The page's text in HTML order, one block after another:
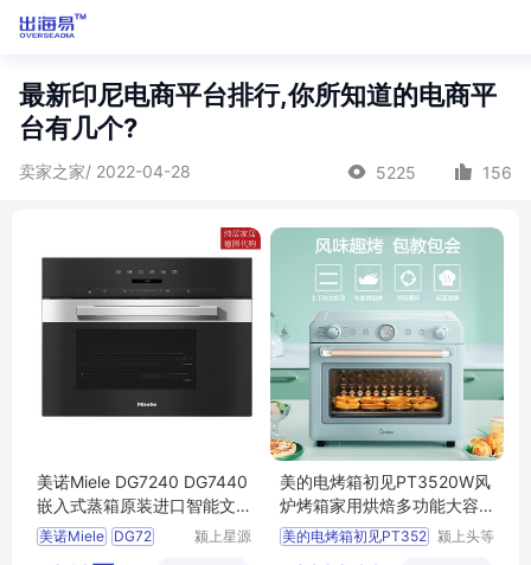
最新印尼电商平台排行,你所知道的电商平
台有几个?
卖家之家/ 2022-04-28 5225 156
美诺Miele DG7240 DG7440
嵌入式蒸箱原装进口智能文
本显示
美诺Miele DG72
颍上星源
美的电烤箱初见PT3520W风
炉烤箱家用烘焙多功能大容
量智能家电
美的电烤箱初见PT352 颍上头等